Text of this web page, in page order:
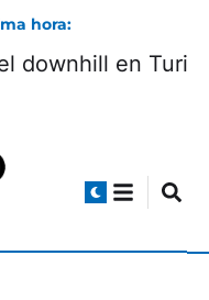
hora:
downhill en Turi